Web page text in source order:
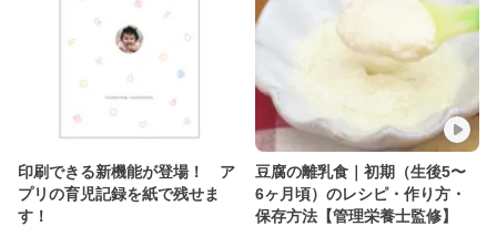
印刷できる新機能が登場！ ア
プリの育児記録を紙で残せま
す！
豆腐の離乳食｜初期（生後5〜
6ヶ月頃）のレシピ・作り方・
保存方法【管理栄養士監修】